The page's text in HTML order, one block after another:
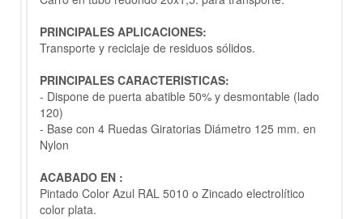
PRINCIPALES APLICACIONES:
Transporte y reciclaje de residuos sólidos.
PRINCIPALES CARACTERISTICAS:
- Dispone de puerta abatible 50% y desmontable (lado
120)
- Base con 4 Ruedas Giratorias Diámetro 125 mm. en
Nylon
ACABADO EN :
Pintado Color Azul RAL 5010 o Zincado electrolí­tico
color plata.